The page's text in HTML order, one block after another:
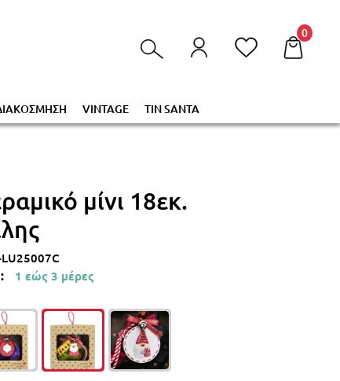
καλάθι σας!
0
VINTAGE TIN SANTA
μίνι 18εκ.
1 εώς 3 μέρες